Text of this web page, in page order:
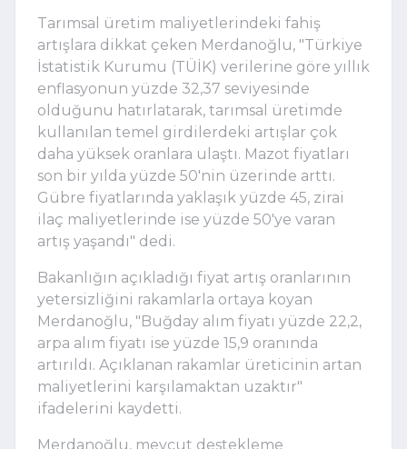
Tarımsal üretim maliyetlerindeki fahiş
artışlara dikkat çeken Merdanoğlu, "Türkiye
İstatistik Kurumu (TÜİK) verilerine göre yıllık
enflasyonun yüzde 32,37 seviyesinde
olduğunu hatırlatarak, tarımsal üretimde
kullanılan temel girdilerdeki artışlar çok
daha yüksek oranlara ulaştı. Mazot fiyatları
son bir yılda yüzde 50'nin üzerinde arttı.
Gübre fiyatlarında yaklaşık yüzde 45, zirai
ilaç maliyetlerinde ise yüzde 50'ye varan
artış yaşandı" dedi.
Bakanlığın açıkladığı fiyat artış oranlarının
yetersizliğini rakamlarla ortaya koyan
Merdanoğlu, "Buğday alım fiyatı yüzde 22,2,
arpa alım fiyatı ise yüzde 15,9 oranında
artırıldı. Açıklanan rakamlar üreticinin artan
maliyetlerini karşılamaktan uzaktır"
ifadelerini kaydetti.
Merdanoğlu, mevcut destekleme